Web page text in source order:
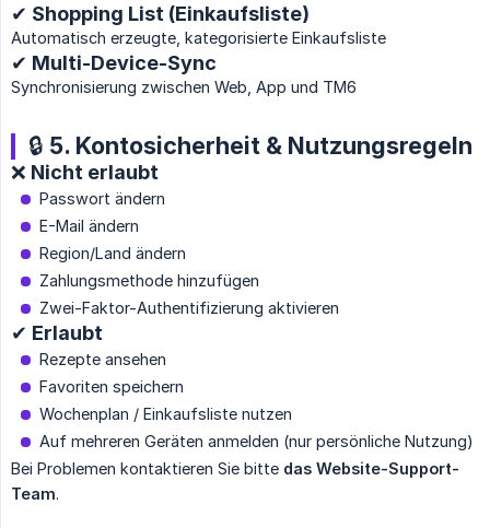
✔ Shopping List (Einkaufsliste)
Automatisch erzeugte, kategorisierte Einkaufsliste
✔ Multi-Device-Sync
Synchronisierung zwischen Web, App und TM6
🔒 5. Kontosicherheit & Nutzungsregeln
❌ Nicht erlaubt
Passwort ändern
E-Mail ändern
Region/Land ändern
Zahlungsmethode hinzufügen
Zwei-Faktor-Authentifizierung aktivieren
✔ Erlaubt
Rezepte ansehen
Favoriten speichern
Wochenplan / Einkaufsliste nutzen
Auf mehreren Geräten anmelden (nur persönliche Nutzung)
Bei Problemen kontaktieren Sie bitte das Website-Support-
Team.